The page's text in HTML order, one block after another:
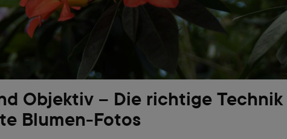
Objektiv – Die richtige Technik
Blumen-Fotos